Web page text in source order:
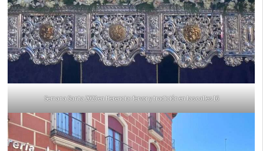
Semana Santa 2023 en Herencia: fervor y tradición en las calles 16